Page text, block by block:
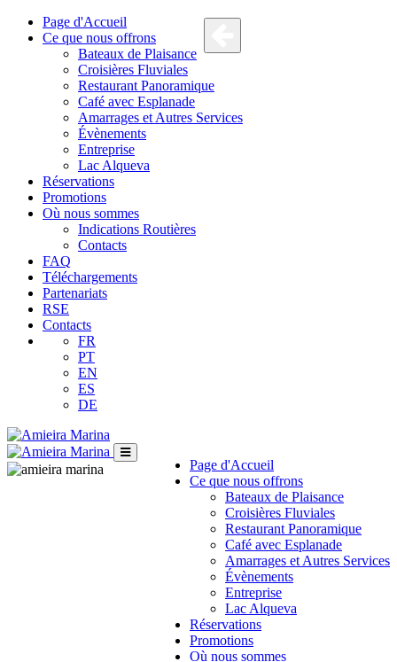
Page d'Accueil
Ce que nous offrons
Bateaux de Plaisance
Croisières Fluviales
Restaurant Panoramique
Café avec Esplanade
Amarrages et Autres Services
Évènements
Entreprise
Lac Alqueva
Réservations
Promotions
Où nous sommes
Indications Routières
Contacts
FAQ
Téléchargements
Partenariats
RSE
Contacts
FR
PT
EN
ES
DE
Page d'Accueil
Ce que nous offrons
Bateaux de Plaisance
Croisières Fluviales
Restaurant Panoramique
Café avec Esplanade
Amarrages et Autres Services
Évènements
Entreprise
Lac Alqueva
Réservations
Promotions
Où nous sommes